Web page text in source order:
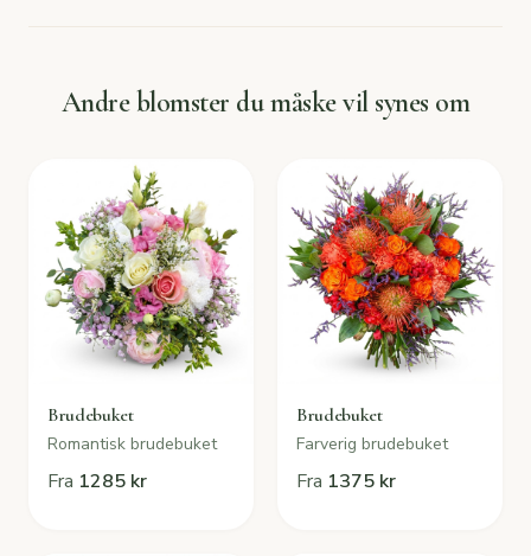
Andre blomster du måske vil synes om
Brudebuket
Romantisk brudebuket
Fra 1285 kr
Brudebuket
Farverig brudebuket
Fra 1375 kr